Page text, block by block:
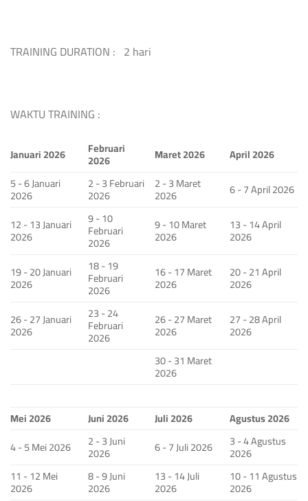
TRAINING DURATION : 2 hari
WAKTU TRAINING :
Januari 2026 Februari
2026 Maret 2026
April 2026
5 - 6 Januari
2026
2 - 3 Februari
2026
2 - 3 Maret
2026
6 - 7 April 2026
12 - 13 Januari
2026
9 - 10
Februari
2026
9 - 10 Maret
2026
13 - 14 April
2026
19 - 20 Januari
2026
18 - 19
Februari
2026
16 - 17 Maret
2026
20 - 21 April
2026
26 - 27 Januari
2026
23 - 24
Februari
2026
26 - 27 Maret
2026
27 - 28 April
2026
30 - 31 Maret
2026
Mei 2026 Juni 2026 Juli 2026
Agustus 2026
4 - 5 Mei 2026
2 - 3 Juni
2026 6 - 7 Juli 2026 3 - 4 Agustus
2026
11 - 12 Mei
2026
8 - 9 Juni
2026
13 - 14 Juli
2026
10 - 11 Agustus
2026